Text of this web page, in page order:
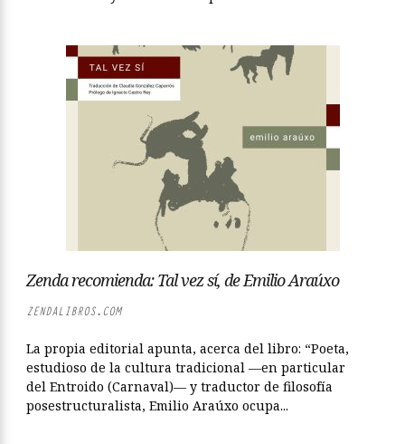
Zenda recomienda: Tal vez sí, de Emilio Araúxo
ZENDALIBROS.COM
La propia editorial apunta, acerca del libro: “Poeta,
estudioso de la cultura tradicional —en particular
del Entroido (Carnaval)— y traductor de filosofía
posestructuralista, Emilio Araúxo ocupa...